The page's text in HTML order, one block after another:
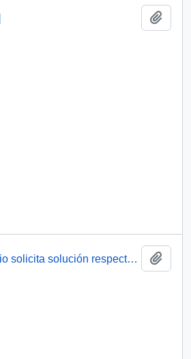
[ Asociación Nacional de Deudores del Crédito Fiscal Universitario solicita solución respecto de deudas universitarias]